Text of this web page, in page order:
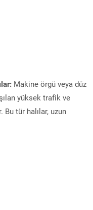
Makine örgü veya düz
yüksek trafik ve
Bu tür halılar, uzun